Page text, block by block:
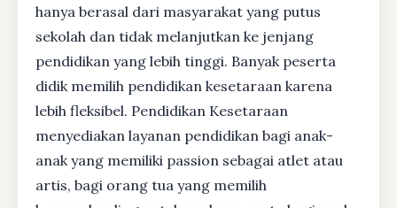
hanya berasal dari masyarakat yang putus
sekolah dan tidak melanjutkan ke jenjang
pendidikan yang lebih tinggi. Banyak peserta
didik memilih pendidikan kesetaraan karena
lebih fleksibel. Pendidikan Kesetaraan
menyediakan layanan pendidikan bagi anak-
anak yang memiliki passion sebagai atlet atau
artis, bagi orang tua yang memilih